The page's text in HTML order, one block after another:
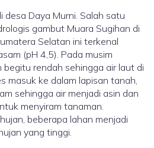
desa Daya Murni. Salah satu
gambut Muara Sugihan di
Selatan ini terkenal
(pH 4,5). Pada musim
begitu rendah sehingga air laut di
masuk ke dalam lapisan tanah,
sehingga air menjadi asin dan
menyiram tanaman.
beberapa lahan menjadi
yang tinggi.